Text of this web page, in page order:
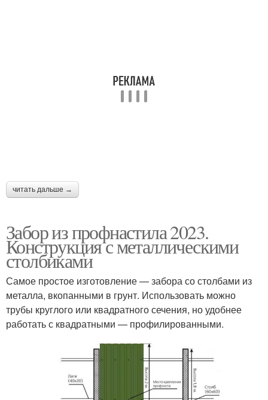
читать дальше →
Забор из профнастила 2023.
Конструкция с металлическими
столбиками
Самое простое изготовление — забора со столбами из
металла, вкопанными в грунт. Использовать можно
трубы круглого или квадратного сечения, но удобнее
работать с квадратными — профилированными.